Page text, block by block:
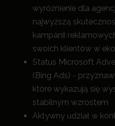
wyróżnienie dla
najwyższą
kampanii
swoich klientów w
Status Microsoft
(Bing Ads) -
które wykazują się
stabilnym wzrostem
Aktywny udział w